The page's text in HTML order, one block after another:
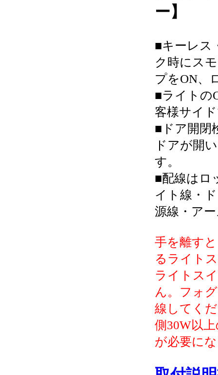
ー】
■キーレス
ク時にス
プをON、
■ライトの
客様サイ
■ドア開閉
ドアが開
す。
■配線はロ
イト線・
源線・ア
手を離す
るライト
ライトス
ん。フォ
線してく
側30W以
が必要に